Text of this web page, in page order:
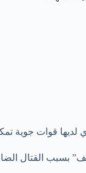
بسبب القتال